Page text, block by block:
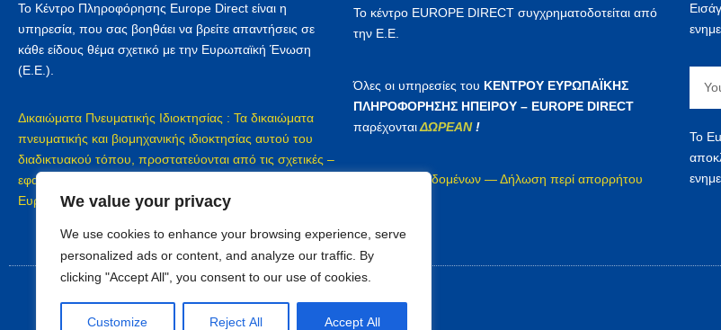
We value your privacy
We use cookies to enhance your browsing experience, serve
personalized ads or content, and analyze our traffic. By
clicking "Accept All", you consent to our use of cookies.
Customize Reject All Accept All
Το Κέντρο Πληροφόρησης Europe Direct είναι η
υπηρεσία, που σας βοηθάει να βρείτε απαντήσεις σε
κάθε είδους θέμα σχετικό με την Ευρωπαϊκή Ένωση
(Ε.Ε.).
Δικαιώματα Πνευματικής Ιδιοκτησίας : Τα δικαιώματα
πνευματικής και βιομηχανικής ιδιοκτησίας αυτού του
διαδικτυακού τόπου, προστατεύονται από τις σχετικές –
εφαρμοζόμενες διατάξεις του Ελληνικού δικαίου, του
Ευρωπαϊκού δικαίου και των διεθνών συμβάσεων
Το κέντρο EUROPE DIRECT συγχρηματοδοτείται από
την Ε.Ε.
Όλες οι υπηρεσίες του ΚΕΝΤΡΟΥ ΕΥΡΩΠΑΪΚΗΣ
ΠΛΗΡΟΦΟΡΗΣΗΣ ΗΠΕΙΡΟΥ – EUROPE DIRECT
παρέχονταιΔΩΡΕΑΝ!
Προστασία δεδομένων — Δήλωση περί απορρήτου
Το